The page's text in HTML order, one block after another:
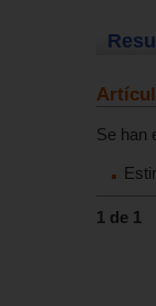
Se han
1 de 1